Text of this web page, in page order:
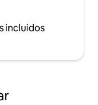
incluidos